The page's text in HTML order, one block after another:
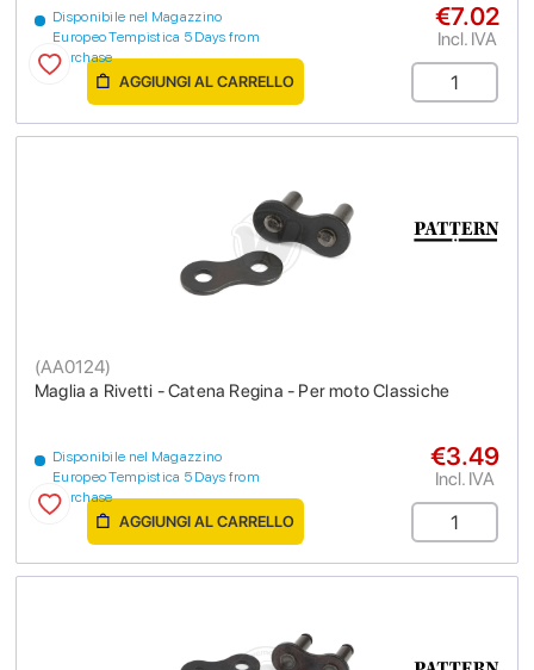
Disponibile nel Magazzino
Europeo Tempistica 5 Days from
purchase
€7.02
Incl. IVA
AGGIUNGI AL CARRELLO
Maglia a Rivetti - Catena Regina - Per moto Classiche
(AA0124)
Disponibile nel Magazzino
Europeo Tempistica 5 Days from
purchase
€3.49
Incl. IVA
AGGIUNGI AL CARRELLO